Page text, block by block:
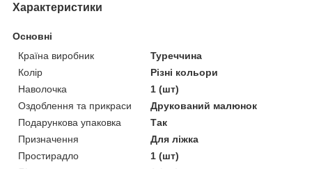
Характеристики
Основні
Країна виробник
Туреччина
Колір
Різні кольори
Наволочка
1 (шт)
Оздоблення та прикраси
Друкований малюнок
Подарункова упаковка
Так
Призначення
Для ліжка
Простирадло
1 (шт)